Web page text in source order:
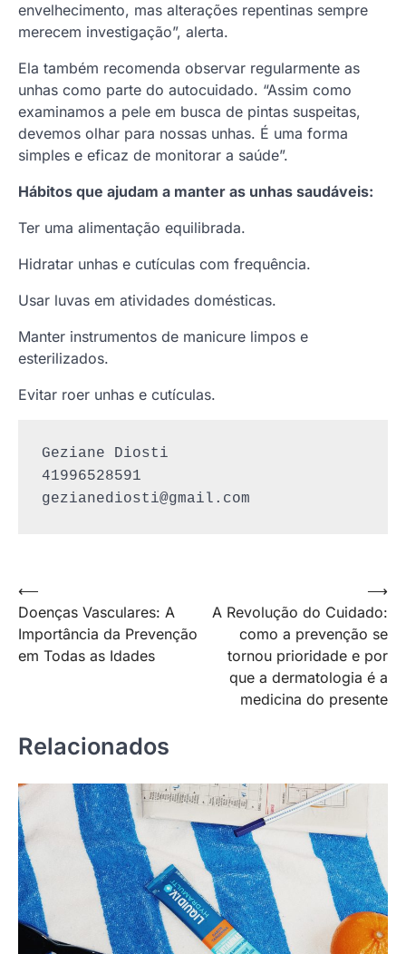
envelhecimento, mas alterações repentinas sempre
merecem investigação”, alerta.
Ela também recomenda observar regularmente as
unhas como parte do autocuidado. “Assim como
examinamos a pele em busca de pintas suspeitas,
devemos olhar para nossas unhas. É uma forma
simples e eficaz de monitorar a saúde”.
Hábitos que ajudam a manter as unhas saudáveis:
Ter uma alimentação equilibrada.
Hidratar unhas e cutículas com frequência.
Usar luvas em atividades domésticas.
Manter instrumentos de manicure limpos e
esterilizados.
Evitar roer unhas e cutículas.
Geziane Diosti
gezianediosti@gmail.com
Navegação
de
Post
⟵
Doenças Vasculares: A
Importância da Prevenção
em Todas as Idades
A Revolução do Cuidado:
como a prevenção se
tornou prioridade e por
que a dermatologia é a
medicina do presente
⟶
Relacionados